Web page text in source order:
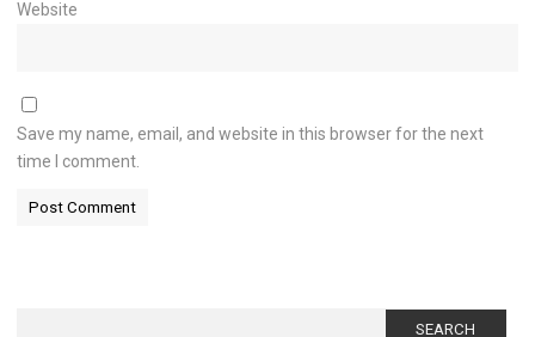
Website
Save my name, email, and website in this browser for the next
time I comment.